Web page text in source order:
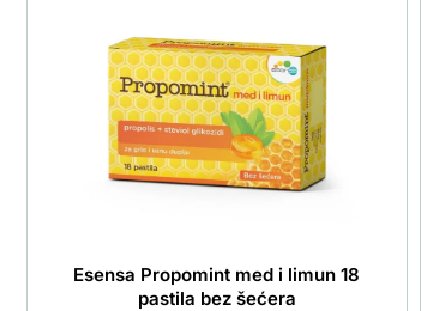
Esensa Propomint med i limun 18
pastila bez šećera